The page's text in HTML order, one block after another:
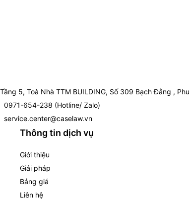
Tầng 5, Toà Nhà TTM BUILDING, Số 309 Bạch Đằng ,
0971-654-238 (Hotline/ Zalo)
service.center@caselaw.vn
Thông tin dịch vụ
Giới thiệu
Giải pháp
Bảng giá
Liên hệ